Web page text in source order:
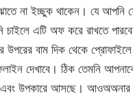
না ইচ্ছুক থাকেন। যে আপনি
চাইলে এটি অফ করে রাখতে
উপরের বাম দিক থেকে
দেখাবে। ঠিক তেমনি
উপকারে আসছে। আওঅঅনার